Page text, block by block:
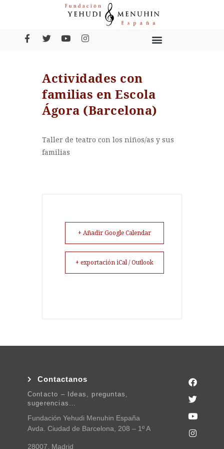
Actividades con
familias en Escola
Ágora (Barcelona)
Taller de teatro con los niños/as y sus
familias
+ Añadir Google Calendar
+ exportación iCal / Outlook
Contactanos
Contacto – Ideas, preguntas,
sugerencias…
Fundación Yehudi Menuhin España
Avda. Ciudad de Barcelona, 208 – 1º A
28007, Madrid